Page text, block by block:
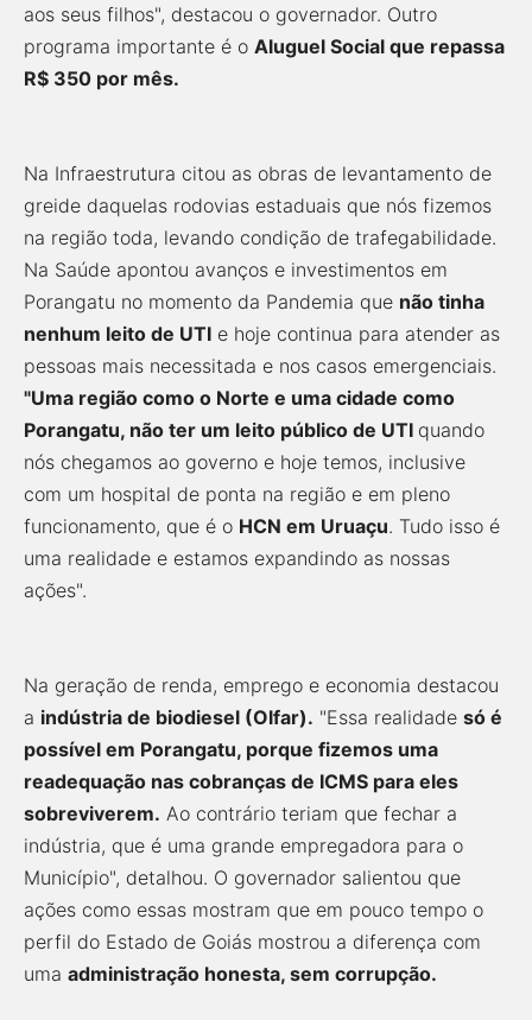
aos seus filhos", destacou o governador. Outro
programa importante é o Aluguel Social que repassa
R$ 350 por mês.
Na Infraestrutura citou as obras de levantamento de
greide daquelas rodovias estaduais que nós fizemos
na região toda, levando condição de trafegabilidade.
Na Saúde apontou avanços e investimentos em
Porangatu no momento da Pandemia que não tinha
nenhum leito de UTI e hoje continua para atender as
pessoas mais necessitada e nos casos emergenciais.
"Uma região como o Norte e uma cidade como
Porangatu, não ter um leito público de UTI quando
nós chegamos ao governo e hoje temos, inclusive
com um hospital de ponta na região e em pleno
funcionamento, que é o HCN em Uruaçu. Tudo isso é
uma realidade e estamos expandindo as nossas
ações".
Na geração de renda, emprego e economia destacou
a indústria de biodiesel (Olfar). "Essa realidade só é
possível em Porangatu, porque fizemos uma
readequação nas cobranças de ICMS para eles
sobreviverem. Ao contrário teriam que fechar a
indústria, que é uma grande empregadora para o
Município", detalhou. O governador salientou que
ações como essas mostram que em pouco tempo o
perfil do Estado de Goiás mostrou a diferença com
uma administração honesta, sem corrupção.